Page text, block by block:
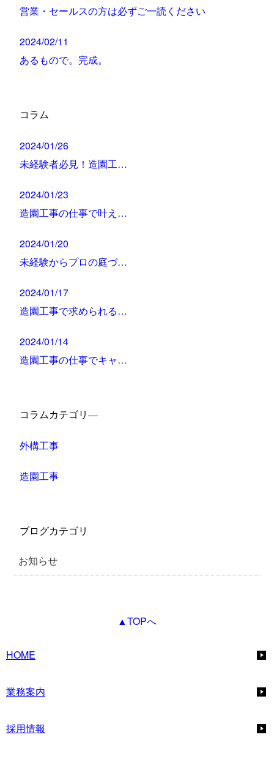
営業・セールスの方は必ずご一読ください
2024/02/11
あるもので。完成。
コラム
2024/01/26
未経験者必見！造園工…
2024/01/23
造園工事の仕事で叶え…
2024/01/20
未経験からプロの庭づ…
2024/01/17
造園工事で求められる…
2024/01/14
造園工事の仕事でキャ…
コラムカテゴリ―
外構工事
造園工事
ブログカテゴリ
お知らせ
▲TOPへ
HOME
業務案内
採用情報